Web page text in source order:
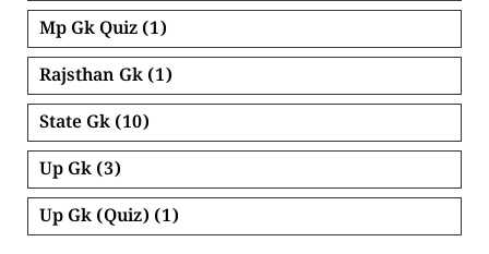
Mp Gk Quiz (1)
Rajsthan Gk (1)
State Gk (10)
Up Gk (3)
Up Gk (Quiz) (1)